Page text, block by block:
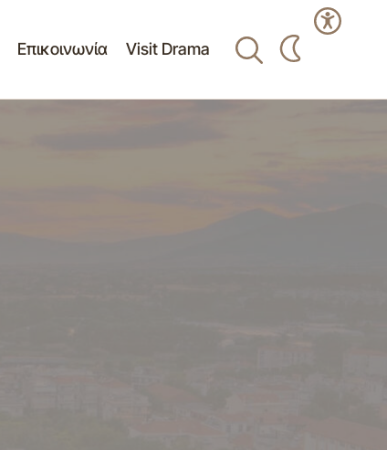
Επικοινωνία Visit Drama